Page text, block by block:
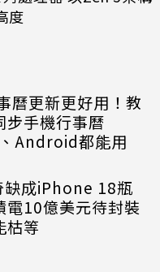
度
曆更新更好用！教
步手機行事曆
Android都能用
缺成iPhone 18瓶
電10億美元待封裝
枯等